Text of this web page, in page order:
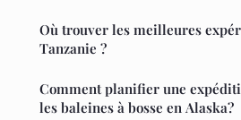
Où trouver les meilleures
Tanzanie ?
Comment planifier une
les baleines à bosse en Alaska?